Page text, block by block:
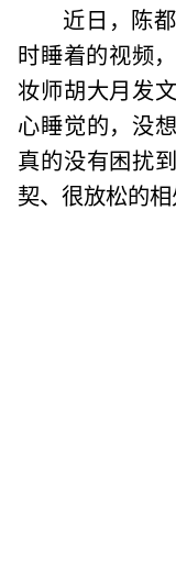
近日，陈
时睡着的视频
妆师胡大月发
心睡觉的，没
真的没有困扰
契、很放松的